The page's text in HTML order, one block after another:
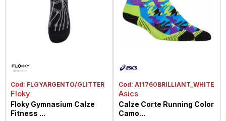
Cod: FLGYARGENTO/GLITTER
Floky
Floky Gymnasium Calze
Fitness ...
Cod: A11760BRILLIANT_WHITE
Asics
Calze Corte Running Color
Camo...